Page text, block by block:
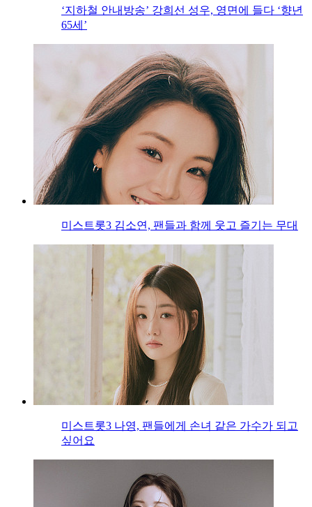
‘지하철 안내방송’ 강희선 성우, 영면에 들다 ‘향년
65세’
미스트롯3 김소연, 팬들과 함께 웃고 즐기는 무대
미스트롯3 나영, 팬들에게 손녀 같은 가수가 되고
싶어요